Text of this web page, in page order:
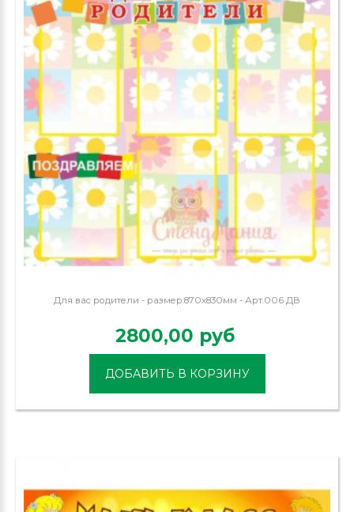
Для вас родители - размер:870х830мм - Арт.006 ДВ
2800,00 руб
ДОБАВИТЬ В КОРЗИНУ